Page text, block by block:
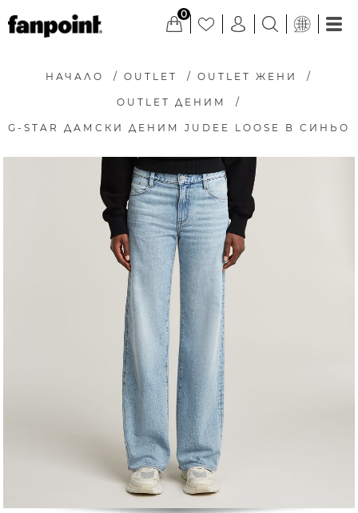
0
НАЧАЛО / OUTLET / OUTLET ЖЕНИ /
OUTLET ДЕНИМ /
G-STAR ДАМСКИ ДЕНИМ JUDEE LOOSE В СИНЬО